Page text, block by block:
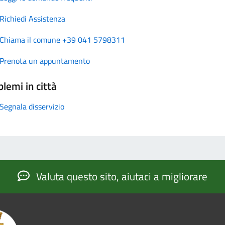
Richiedi Assistenza
Chiama il comune +39 041 5798311
Prenota un appuntamento
in città
Segnala disservizio
Valuta questo sito, aiutaci a migliorare